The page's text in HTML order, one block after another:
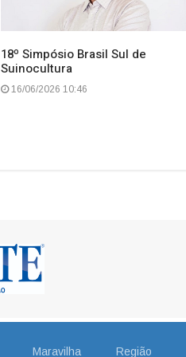
18º Simpósio Brasil Sul de
Suinocultura
16/06/2026 10:46
Maravilha Região